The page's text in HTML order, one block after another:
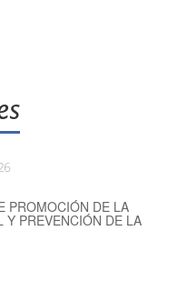
PROMOCIÓN DE LA
Y PREVENCIÓN DE LA